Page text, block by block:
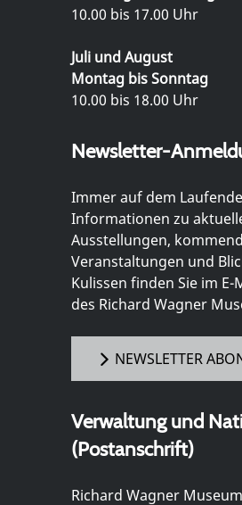
10.00 bis 17.00 Uhr
Juli und August
Montag bis Sonntag
10.00 bis 18.00 Uhr
Newsletter-
Immer auf dem
Informationen zu
Ausstellungen,
Veranstaltungen und
Kulissen finden Sie im
des Richard Wagner
NEWSLETTER
Verwaltung und
(Postanschrift)
Richard Wagner